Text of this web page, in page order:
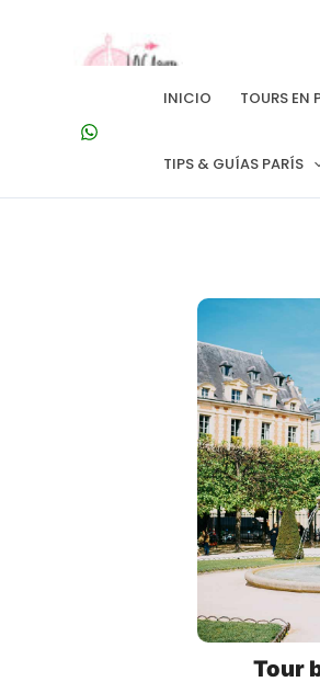
INICIO TOURS EN
TIPS & GUÍAS PARÍS
Tour